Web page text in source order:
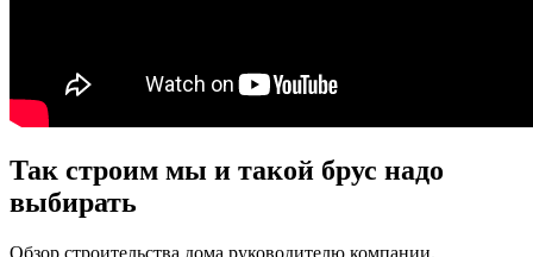
Так строим мы и такой брус надо
выбирать